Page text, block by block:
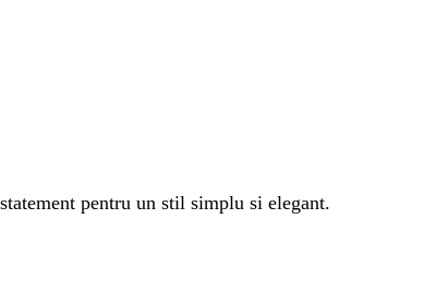
pentru un stil simplu si elegant.